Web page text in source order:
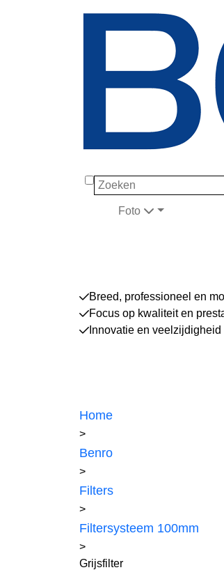
Zoeken
Foto
Breed, professioneel en
Focus op kwaliteit en
Innovatie en
Home
>
Benro
>
Filters
>
Filtersysteem 100mm
>
Grijsfilter